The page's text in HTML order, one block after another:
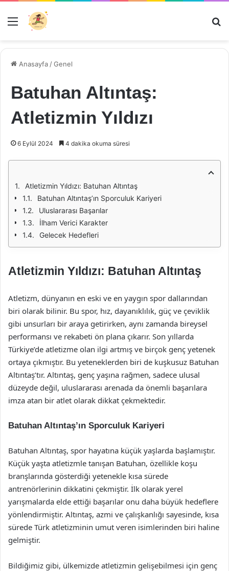
Menü
Anasayfa /Genel
Batuhan Altıntaş:
Atletizmin Yıldızı
6 Eylül 2024 4 dakika okuma süresi
Atletizmin Yıldızı: Batuhan Altıntaş
Batuhan Altıntaş’ın Sporculuk Kariyeri
Uluslararası Başarılar
İlham Verici Karakter
Gelecek Hedefleri
Atletizmin Yıldızı: Batuhan Altıntaş
Atletizm, dünyanın en eski ve en yaygın spor dallarından
biri olarak bilinir. Bu spor, hız, dayanıklılık, güç ve çeviklik
gibi unsurları bir araya getirirken, aynı zamanda bireysel
performansı ve rekabeti ön plana çıkarır. Son yıllarda
Türkiye’de atletizme olan ilgi artmış ve birçok genç yetenek
ortaya çıkmıştır. Bu yeteneklerden biri de kuşkusuz Batuhan
Altıntaş’tır. Altıntaş, genç yaşına rağmen, sadece ulusal
düzeyde değil, uluslararası arenada da önemli başarılara
imza atan bir atlet olarak dikkat çekmektedir.
Batuhan Altıntaş’ın Sporculuk Kariyeri
Batuhan Altıntaş, spor hayatına küçük yaşlarda başlamıştır.
Küçük yaşta atletizmle tanışan Batuhan, özellikle koşu
branşlarında gösterdiği yetenekle kısa sürede
antrenörlerinin dikkatini çekmiştir. İlk olarak yerel
yarışmalarda elde ettiği başarılar onu daha büyük hedeflere
yönlendirmiştir. Altıntaş, azmi ve çalışkanlığı sayesinde, kısa
sürede Türk atletizminin umut veren isimlerinden biri haline
gelmiştir.
Bildiğimiz gibi, ülkemizde atletizmin gelişebilmesi için genç